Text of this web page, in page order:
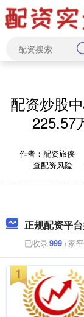
配资炒股
225.57
作者：配资旅侠
查配资风险
正规配资平
已收录999+家